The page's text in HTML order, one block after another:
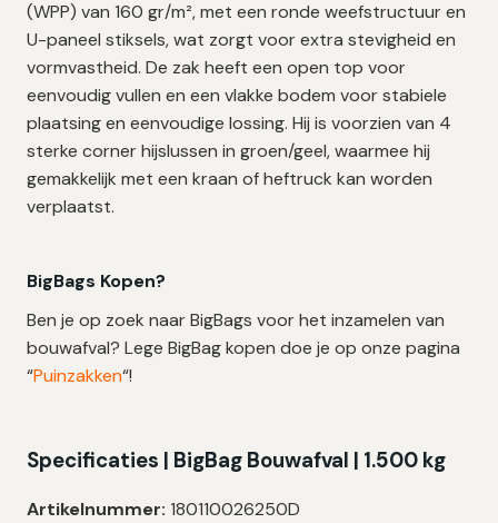
(WPP) van 160 gr/m², met een ronde weefstructuur en
U-paneel stiksels, wat zorgt voor extra stevigheid en
vormvastheid. De zak heeft een open top voor
eenvoudig vullen en een vlakke bodem voor stabiele
plaatsing en eenvoudige lossing. Hij is voorzien van 4
sterke corner hijslussen in groen/geel, waarmee hij
gemakkelijk met een kraan of heftruck kan worden
verplaatst.
BigBags Kopen?
Ben je op zoek naar BigBags voor het inzamelen van
bouwafval? Lege BigBag kopen doe je op onze pagina
“Puinzakken“!
Specificaties | BigBag Bouwafval | 1.500 kg
Artikelnummer: 180110026250D